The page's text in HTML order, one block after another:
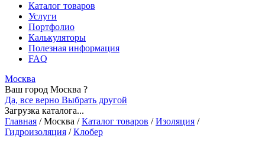
Каталог товаров
Услуги
Портфолио
Калькуляторы
Полезная информация
FAQ
Москва
Ваш город Москва ?
Да, все верно Выбрать другой
Загрузка каталога...
Главная /Москва / Каталог товаров / Изоляция /
Гидроизоляция / Клобер